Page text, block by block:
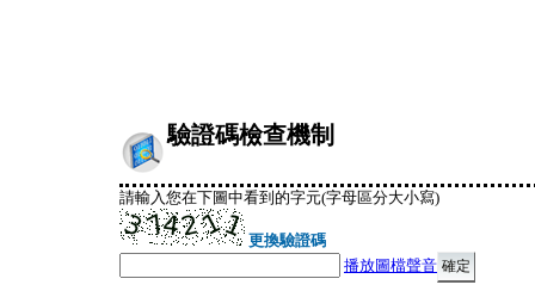
驗證碼檢查機制
請輸入您在下圖中看到的字元(字母區分大小寫)
更換驗證碼
播放圖檔聲音